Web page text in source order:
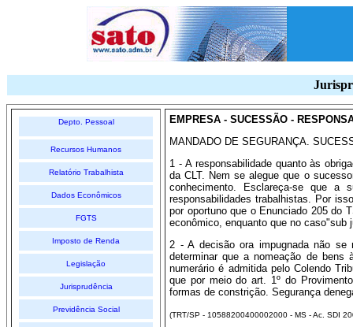
Depto. Pessoal
Recursos Humanos
Relatório Trabalhista
Dados Econômicos
FGTS
Imposto de Renda
Legislação
Jurisprudência
Previdência Social
EMPRESA - SUCESSÃO -
MANDADO DE SEGURANÇA.
1 - A responsabilidade quanto às
da CLT. Nem se alegue que o
conhecimento. Esclareça-se que a
responsabilidades trabalhistas. Por
por oportuno que o Enunciado 205 do
econômico, enquanto que no
2 - A decisão ora impugnada não
determinar que a nomeação de bens
numerário é admitida pelo Colendo
que por meio do art. 1º do
formas de constrição. Segurança
(TRT/SP - 10588200400002000 - MS - Ac. SDI